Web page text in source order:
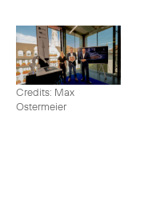
Credits: Max
Ostermeier